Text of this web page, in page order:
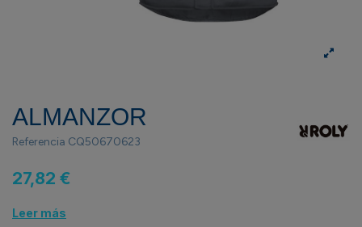
ALMANZOR
Referencia CQ50670623
27,82 €
Leer más